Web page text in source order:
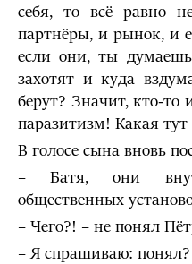
себя, то всё равно
партнёры, и рынок, и
если они, ты
захотят и куда
берут? Значит, кто-то
паразитизм! Какая тут
В голосе сына вновь
– Батя, они
общественных
– Чего?! – не понял
– Я спрашиваю: понял?